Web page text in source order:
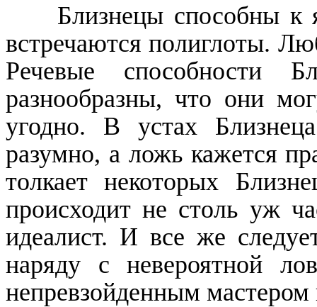
Близнецы способны к
встречаются полиглоты.
Речевые способности
разнообразны, что они
угодно. В устах
разумно, а ложь кажется
толкает некоторых
происходит не столь уж
идеалист. И все же
наряду с невероятной
непревзойденным